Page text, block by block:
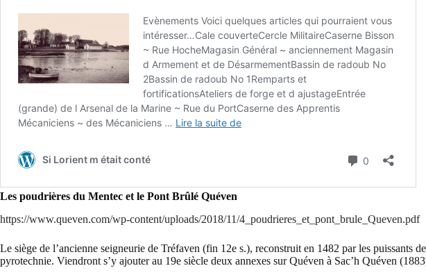
Les poudrières du Mentec et le Pont Brûlé Quéven
https://www.queven.com/wp-content/uploads/2018/11/4_poudrieres_et_pont_brule_Queven.pdf
Le siège de l’ancienne seigneurie de Tréfaven (fin 12e s.), reconstruit en 1482 par les puissants
pyrotechnie. Viendront s’y ajouter au 19e siècle deux annexes sur Quéven à Sac’h Quéven